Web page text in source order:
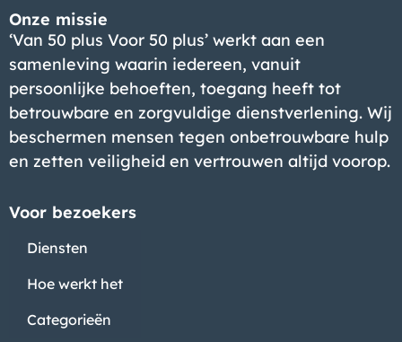
Onze missie
‘Van 50 plus Voor 50 plus’ werkt aan een
samenleving waarin iedereen, vanuit
persoonlijke behoeften, toegang heeft tot
betrouwbare en zorgvuldige dienstverlening. Wij
beschermen mensen tegen onbetrouwbare hulp
en zetten veiligheid en vertrouwen altijd voorop.
Voor bezoekers
Diensten
Hoe werkt het
Categorieën